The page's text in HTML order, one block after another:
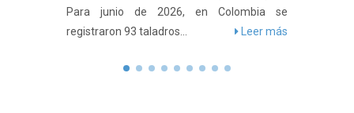
Para junio de 2026, en Colombia se
registraron 93 taladros...
Leer más